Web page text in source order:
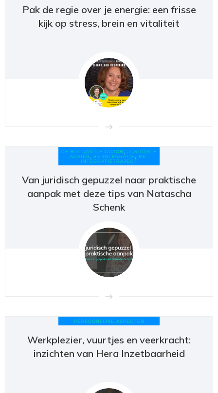
Pak de regie over je energie: een frisse
kijk op stress, brein en vitaliteit
DE ROL VAN DE COACH , JURIDISCH
ADVIES, RE-INTEGRATIE,
RE-
INTEGRATIETRAJECT
Van juridisch gepuzzel naar praktische
aanpak met deze tips van Natascha
Schenk
PERSOONLIJKE ASPECTEN
Werkplezier, vuurtjes en veerkracht:
inzichten van Hera Inzetbaarheid